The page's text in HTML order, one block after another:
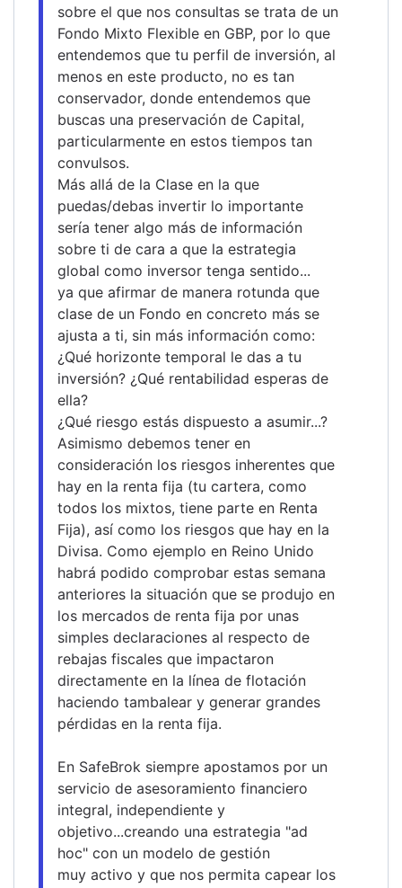
sobre el que nos consultas se trata de un
Fondo Mixto Flexible en GBP, por lo que
entendemos que tu perfil de inversión, al
menos en este producto, no es tan
conservador, donde entendemos que
buscas una preservación de Capital,
particularmente en estos tiempos tan
convulsos.
Más allá de la Clase en la que
puedas/debas invertir lo importante
sería tener algo más de información
sobre ti de cara a que la estrategia
global como inversor tenga sentido...
ya que afirmar de manera rotunda que
clase de un Fondo en concreto más se
ajusta a ti, sin más información como:
¿Qué horizonte temporal le das a tu
inversión? ¿Qué rentabilidad esperas de
ella?
¿Qué riesgo estás dispuesto a asumir...?
Asimismo debemos tener en
consideración los riesgos inherentes que
hay en la renta fija (tu cartera, como
todos los mixtos, tiene parte en Renta
Fija), así como los riesgos que hay en la
Divisa. Como ejemplo en Reino Unido
habrá podido comprobar estas semana
anteriores la situación que se produjo en
los mercados de renta fija por unas
simples declaraciones al respecto de
rebajas fiscales que impactaron
directamente en la línea de flotación
haciendo tambalear y generar grandes
pérdidas en la renta fija.
En SafeBrok siempre apostamos por un
servicio de asesoramiento financiero
integral, independiente y
objetivo...creando una estrategia "ad
hoc" con un modelo de gestión
muy activo y que nos permita capear los